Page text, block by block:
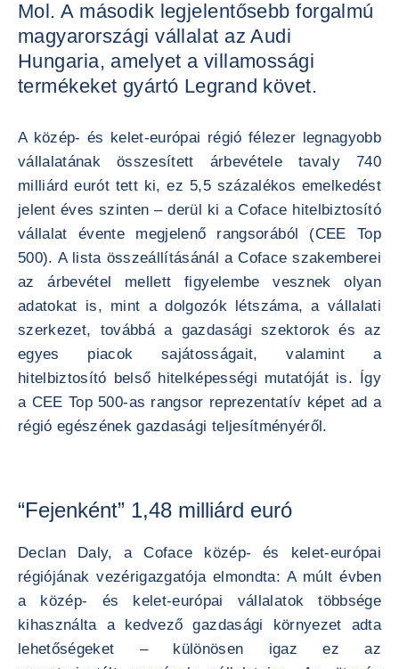
Mol. A második legjelentősebb forgalmú
magyarországi vállalat az Audi
Hungaria, amelyet a villamossági
termékeket gyártó Legrand követ.
A közép- és kelet-európai régió félezer legnagyobb
vállalatának összesített árbevétele tavaly 740
milliárd eurót tett ki, ez 5,5 százalékos emelkedést
jelent éves szinten – derül ki a Coface hitelbiztosító
vállalat évente megjelenő rangsorából (CEE Top
500). A lista összeállításánál a Coface szakemberei
az árbevétel mellett figyelembe vesznek olyan
adatokat is, mint a dolgozók létszáma, a vállalati
szerkezet, továbbá a gazdasági szektorok és az
egyes piacok sajátosságait, valamint a
hitelbiztosító belső hitelképességi mutatóját is. Így
a CEE Top 500-as rangsor reprezentatív képet ad a
régió egészének gazdasági teljesítményéről.
“Fejenként” 1,48 milliárd euró
Declan Daly, a Coface közép- és kelet-európai
régiójának vezérigazgatója elmondta: A múlt évben
a közép- és kelet-európai vállalatok többsége
kihasználta a kedvező gazdasági környezet adta
lehetőségeket – különösen igaz ez az